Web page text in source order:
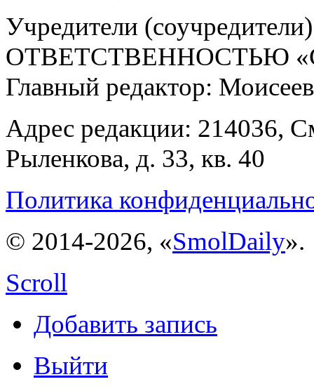
Учредители
ОТВЕТСТВЕННОСТЬЮ
Главный редактор:
Адрес редакции: 214036,
Рыленкова, д. 33, кв. 40
Политика
© 2014-2026, «SmolDaily».
Scroll
Добавить запись
Выйти